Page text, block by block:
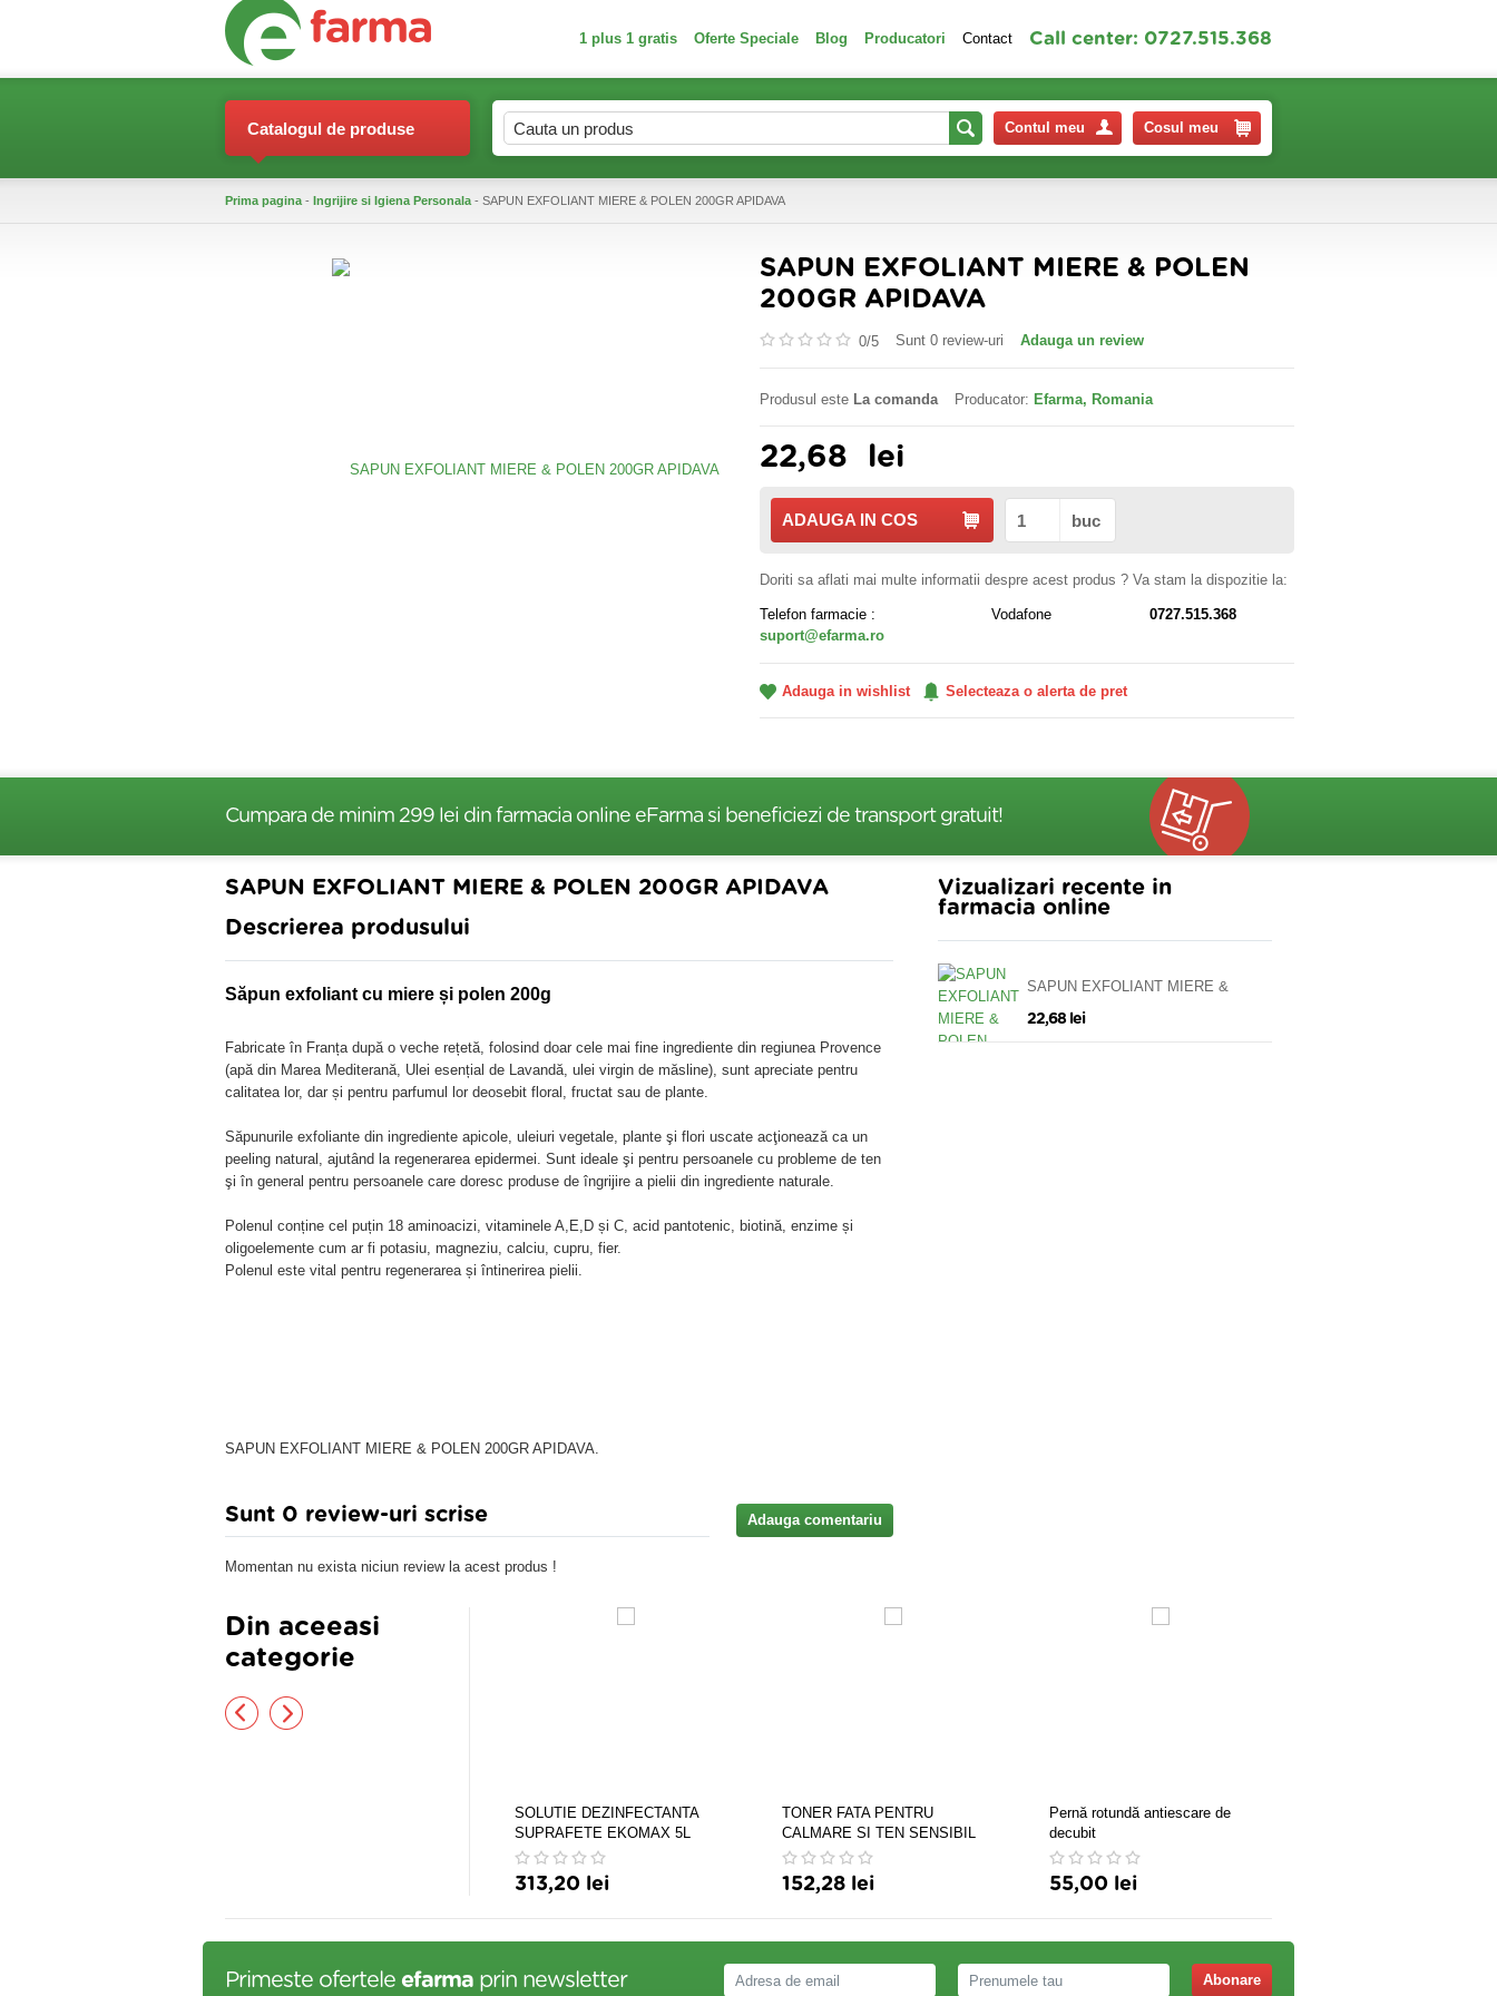
1 plus 1 gratis Oferte Speciale Blog Producatori Contact Call center: 0727.515.368
Catalogul de produse Contul meu Cosul meu
Prima pagina - Ingrijire si Igiena Personala - SAPUN EXFOLIANT MIERE & POLEN 200GR APIDAVA
SAPUN EXFOLIANT MIERE & POLEN
200GR APIDAVA
0/5 Sunt 0 review-uri Adauga un review
Produsul este La comanda Producator: Efarma, Romania
22,68 lei
ADAUGA IN COS buc
Doriti sa aflati mai multe informatii despre acest produs ? Va stam la dispozitie la:
Telefon farmacie : Vodafone
0727.515.368
suport@efarma.ro
Adauga in wishlist Selecteaza o alerta de pret
Cumpara de minim 299 lei din farmacia online eFarma si beneficiezi de transport gratuit!
SAPUN EXFOLIANT MIERE & POLEN 200GR APIDAVA
Descrierea produsului
Săpun exfoliant cu miere și polen 200g
Fabricate în Franța după o veche rețetă, folosind doar cele mai fine ingrediente din regiunea Provence
(apă din Marea Mediterană, Ulei esențial de Lavandă, ulei virgin de măsline), sunt apreciate pentru
calitatea lor, dar și pentru parfumul lor deosebit floral, fructat sau de plante.
Săpunurile exfoliante din ingrediente apicole, uleiuri vegetale, plante şi flori uscate acţionează ca un
peeling natural, ajutând la regenerarea epidermei. Sunt ideale şi pentru persoanele cu probleme de ten
şi în general pentru persoanele care doresc produse de îngrijire a pielii din ingrediente naturale.
Polenul conține cel puțin 18 aminoacizi, vitaminele A,E,D și C, acid pantotenic, biotină, enzime și
oligoelemente cum ar fi potasiu, magneziu, calciu, cupru, fier.
Polenul este vital pentru regenerarea și întinerirea pielii.
SAPUN EXFOLIANT MIERE & POLEN 200GR APIDAVA.
Sunt 0 review-uri scrise Adauga comentariu
Momentan nu exista niciun review la acest produs !
Vizualizari recente in
farmacia online
SAPUN EXFOLIANT MIERE &
22,68 lei
Din aceeasi
categorie
SOLUTIE DEZINFECTANTA
SUPRAFETE EKOMAX 5L
313,20 lei
TONER FATA PENTRU
CALMARE SI TEN SENSIBIL
100ML DR HEDISON
152,28 lei
Pernă rotundă antiescare de
decubit
55,00 lei
Primeste ofertele efarma prin newsletter Abonare